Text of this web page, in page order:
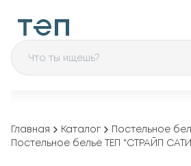
Главная Каталог
Постельное
Постельное белье ТЕП "СТРАЙП